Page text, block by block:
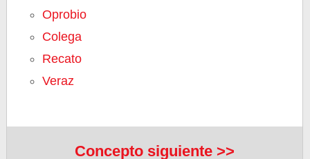
Oprobio
Colega
Recato
Veraz
Concepto siguiente >>